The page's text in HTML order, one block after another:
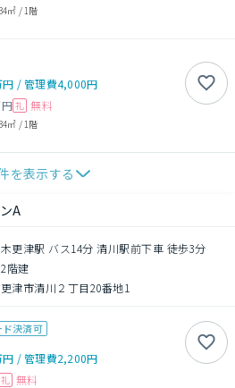
㎡ / 1階
円 /管理費4,000円
礼 無料
㎡ / 1階
を表示する
A
更津駅 バス14分 清川駅前下車 徒歩3分
2階建
津市清川２丁目20番地1
ド決済可
円 /管理費2,200円
礼 無料